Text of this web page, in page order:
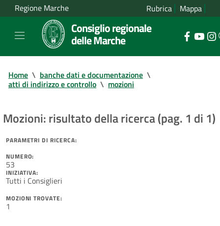
Regione Marche Rubrica Mappa
Consiglio regionale
delle Marche
Home \ banche dati e documentazione \
atti di indirizzo e controllo \ mozioni
Mozioni: risultato della ricerca (pag. 1 di 1)
PARAMETRI DI RICERCA:
NUMERO:
53
INIZIATIVA:
Tutti i Consiglieri
MOZIONI TROVATE:
1